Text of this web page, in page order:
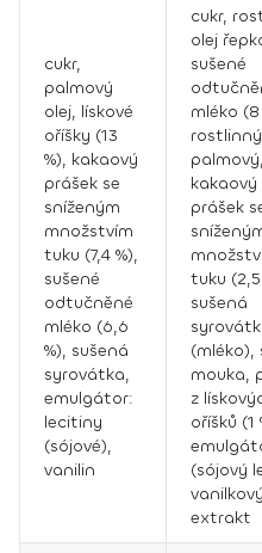
cukr,
palmový
olej, lískové
oříšky (13
%), kakaový
prášek se
sníženým
množstvím
tuku (7,4 %),
sušené
odtučněné
mléko (6,6
%), sušená
syrovátka,
emulgátor:
lecitiny
(sójové),
vanilin
cukr,
olej
sušené
mléko (8
palmový,
kakaový
prášek
tuku (2,5
sušená
(mléko),
mouka,
z
oříšků (1
(sójový
vanilkový
extrakt